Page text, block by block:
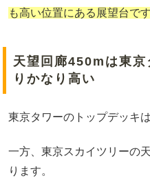
も高い位置にある展望台です
天望回廊450mは東京
りかなり高い
東京タワーのトップデッキ
一方、東京スカイツリーの
ります。